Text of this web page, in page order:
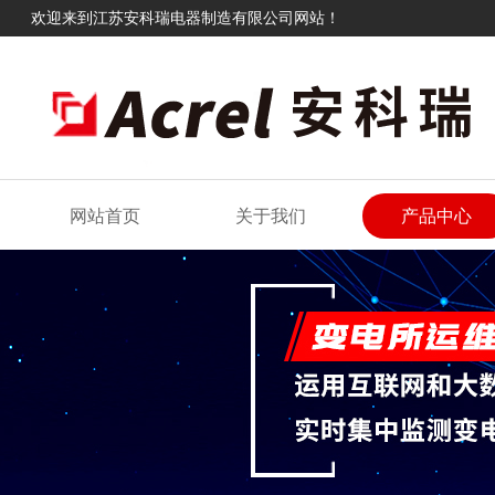
欢迎来到江苏安科瑞电器制造有限公司网站！
网站首页 关于我们 产品中心